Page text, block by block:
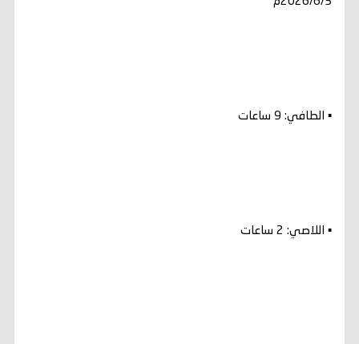
▪️ الطافي: 9 ساعات
▪️ اللاصي: 2 ساعات